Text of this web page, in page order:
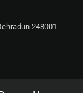
248001